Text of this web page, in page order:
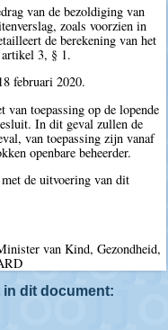
van de bezoldiging van
zoals voorzien in
de berekening van het
3, § 1.
februari 2020.
toepassing op de lopende
In dit geval zullen de
van toepassing zijn vanaf
openbare beheerder.
de uitvoering van dit
van Kind, Gezondheid,
in dit document: